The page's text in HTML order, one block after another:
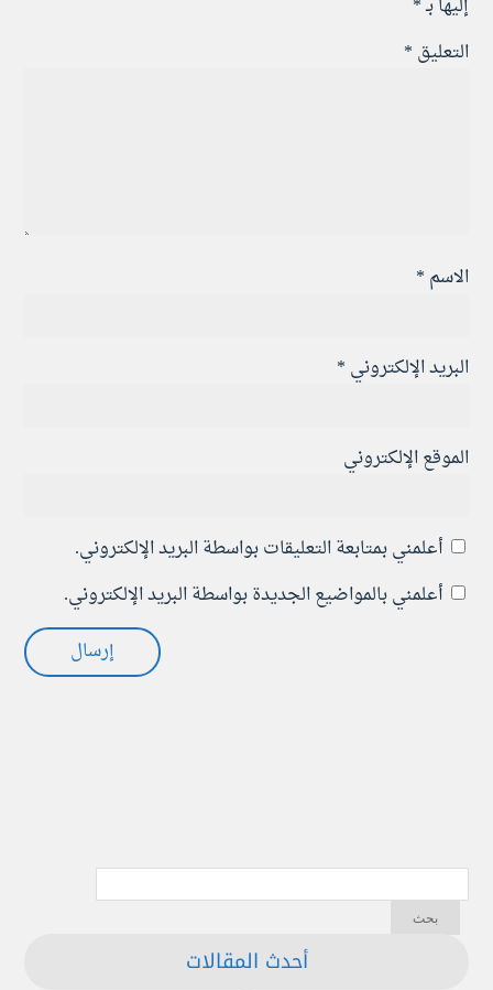
إليها بـ*
التعليق *
الاسم *
البريد الإلكتروني *
الموقع الإلكتروني
أعلمني بمتابعة التعليقات بواسطة البريد الإلكتروني.
أعلمني بالمواضيع الجديدة بواسطة البريد الإلكتروني.
أحدث المقالات